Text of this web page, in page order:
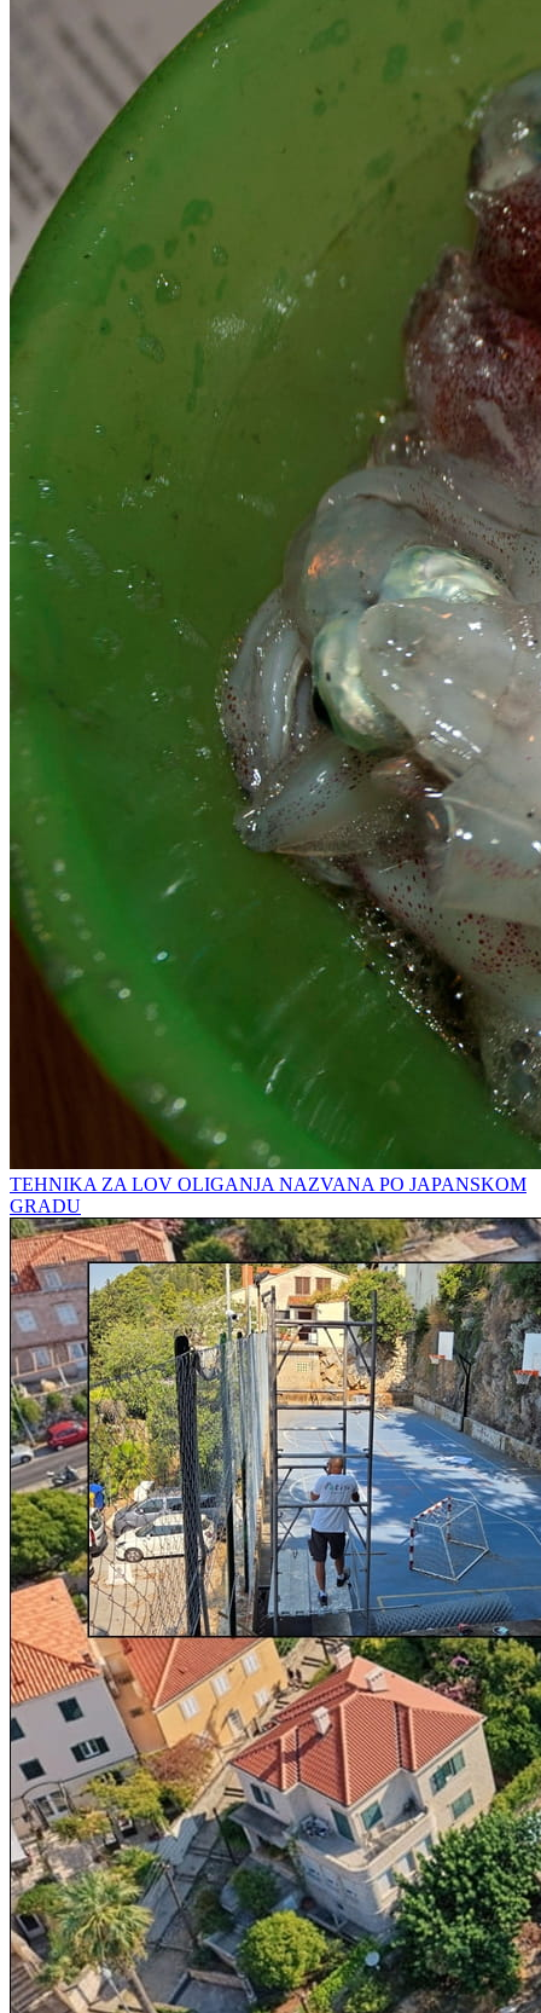
TEHNIKA ZA LOV OLIGANJA NAZVANA PO JAPANSKOM
GRADU